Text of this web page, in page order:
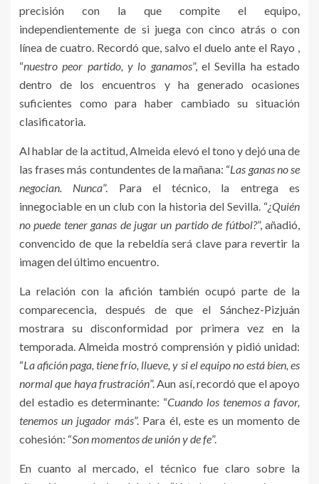
precisión con la que compite el equipo,
independientemente de si juega con cinco atrás o con
línea de cuatro. Recordó que, salvo el duelo ante el Rayo ,
“nuestro peor partido, y lo ganamos”, el Sevilla ha estado
dentro de los encuentros y ha generado ocasiones
suficientes como para haber cambiado su situación
clasificatoria.
Al hablar de la actitud, Almeida elevó el tono y dejó una de
las frases más contundentes de la mañana: “Las ganas no se
negocian. Nunca”. Para el técnico, la entrega es
innegociable en un club con la historia del Sevilla. “¿Quién
no puede tener ganas de jugar un partido de fútbol?”, añadió,
convencido de que la rebeldía será clave para revertir la
imagen del último encuentro.
La relación con la afición también ocupó parte de la
comparecencia, después de que el Sánchez-Pizjuán
mostrara su disconformidad por primera vez en la
temporada. Almeida mostró comprensión y pidió unidad:
“La afición paga, tiene frío, llueve, y si el equipo no está bien, es
normal que haya frustración”. Aun así, recordó que el apoyo
del estadio es determinante: “Cuando los tenemos a favor,
tenemos un jugador más”. Para él, este es un momento de
cohesión: “Son momentos de unión y de fe”.
En cuanto al mercado, el técnico fue claro sobre la